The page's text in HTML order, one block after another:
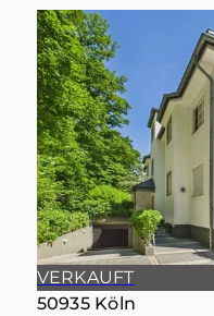
VERKAUFT
50935 Köln